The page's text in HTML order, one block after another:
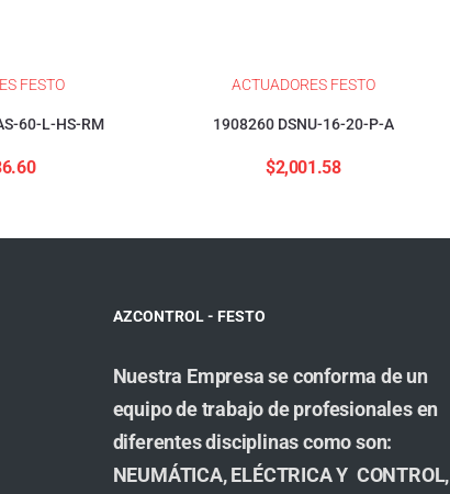
FESTO
60-L-HS-RM
ACTUADORES FESTO
1908260 DSNU-16-20-P-A
$2,001.58
AZCONTROL - FESTO
Nuestra Empresa se conforma de un
equipo de trabajo de profesionales en
diferentes disciplinas como son:
NEUMÁTICA, ELÉCTRICA Y CONTROL,